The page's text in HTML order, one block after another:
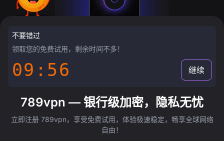
不要错过
领取您的免费试用，剩余时间不多！
09:55 继续
789vpn — 银行级加密，隐私无忧
立即注册 789vpn，享受免费试用，体验极速稳定，畅享全球网络
自由！